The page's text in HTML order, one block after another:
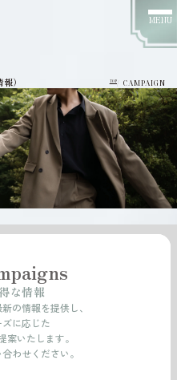
MENU
） TOP / CAMPAIGN
な情報
の情報を提供し、
に応じた
案いたします。
わせください。